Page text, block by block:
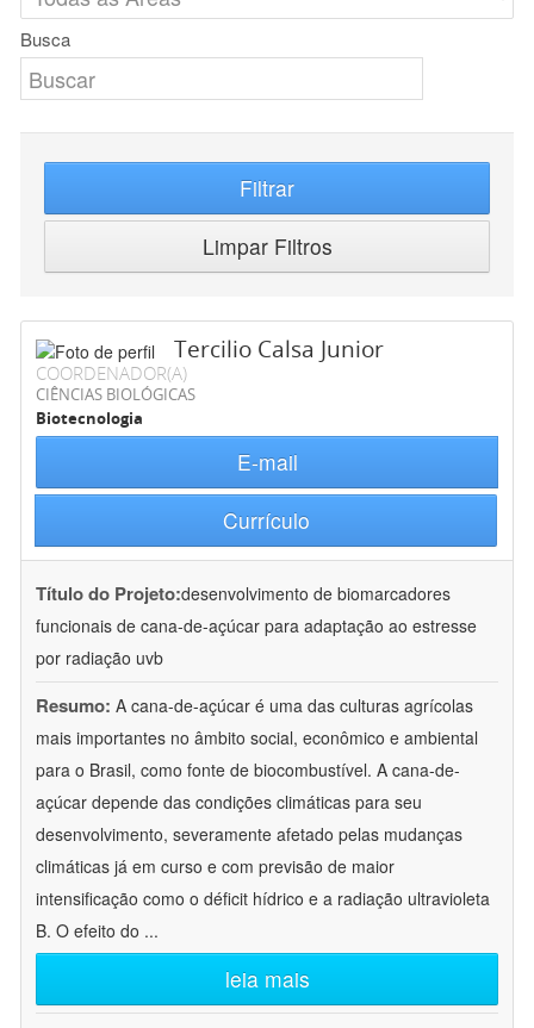
Busca
Filtrar
Limpar Filtros
Tercilio Calsa Junior
COORDENADOR(A)
CIÊNCIAS BIOLÓGICAS
Biotecnologia
E-mail
Currículo
Título do Projeto:desenvolvimento de biomarcadores
funcionais de cana-de-açúcar para adaptação ao estresse
por radiação uvb
Resumo: A cana-de-açúcar é uma das culturas agrícolas
mais importantes no âmbito social, econômico e ambiental
para o Brasil, como fonte de biocombustível. A cana-de-
açúcar depende das condições climáticas para seu
desenvolvimento, severamente afetado pelas mudanças
climáticas já em curso e com previsão de maior
intensificação como o déficit hídrico e a radiação ultravioleta
B. O efeito do ...
leia mais